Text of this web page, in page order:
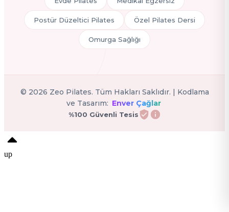
Postür Düzeltici Pilates Özel Pilates Dersi
Omurga Sağlığı
© 2026 Zeo Pilates. Tüm Hakları Saklıdır. | Kodlama
ve Tasarım: Enver Çağlar
%100 Güvenli Tesis
up